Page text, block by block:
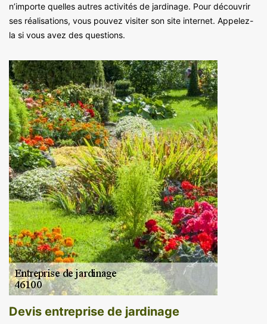
n’importe quelles autres activités de jardinage. Pour découvrir
ses réalisations, vous pouvez visiter son site internet. Appelez-
la si vous avez des questions.
Devis entreprise de jardinage